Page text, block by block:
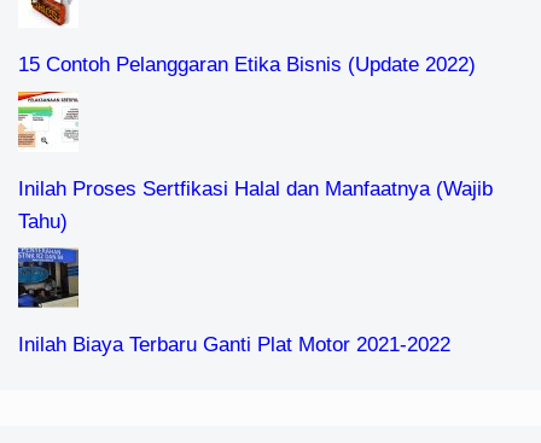
15 Contoh Pelanggaran Etika Bisnis (Update 2022)
Inilah Proses Sertfikasi Halal dan Manfaatnya (Wajib
Tahu)
Inilah Biaya Terbaru Ganti Plat Motor 2021-2022